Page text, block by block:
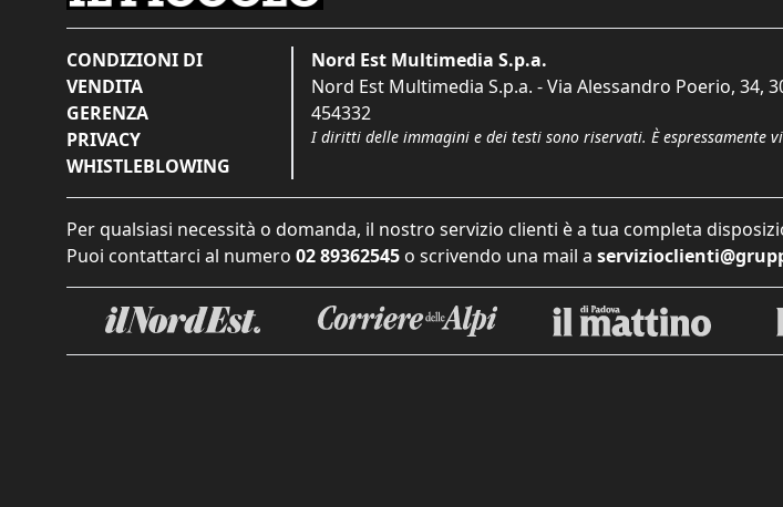
CONDIZIONI DI
VENDITA
GERENZA
PRIVACY
WHISTLEBLOWING
Nord Est Multimedia S.p.a.
Nord Est Multimedia S.p.a. - Via Alessandro Poerio, 34,
454332
I diritti delle immagini e dei testi sono riservati. È espressamente
Per qualsiasi necessità o domanda, il nostro servizio clienti è a tua completa
Puoi contattarci al numero 02 89362545 o scrivendo una mail a